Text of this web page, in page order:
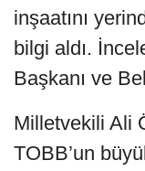
inşaatını
bilgi aldı.
Başkanı ve
Milletvekili Ali
TOBB’un